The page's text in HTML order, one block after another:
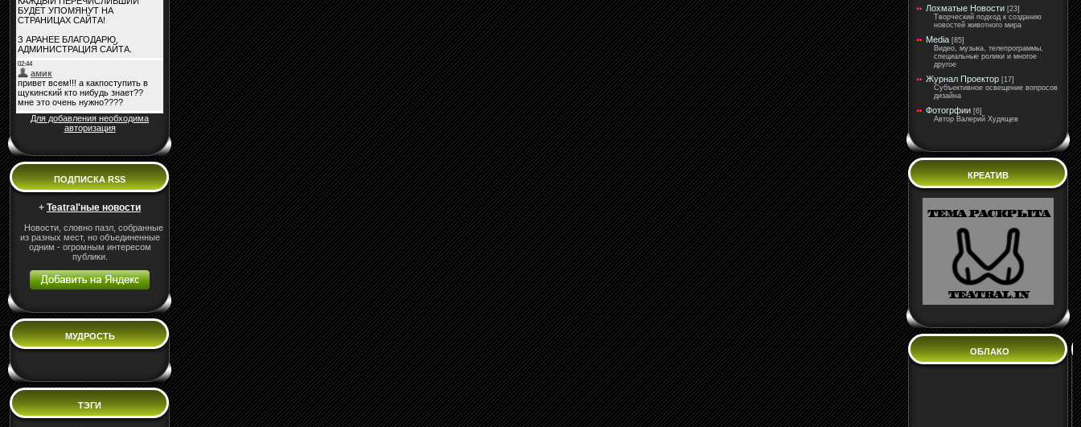
Для добавления необходима
авторизация
ПОДПИСКА RSS
+ Teatral'ные новости
Новости, словно пазл, собранные
из разных мест, но объединенные
одним - огромным интересом
публики.
МУДРОСТЬ
ТЭГИ
Лохматые Новости [23]
Творческий подход к созданию
новостей животного мира
Media [85]
Видео, музыка, телепрограммы,
специальные ролики и многое
другое
Журнал Проектор [17]
Субъективное освещение вопросов
дизайна
Фотогрфии [6]
Автор Валерий Худящев
КРЕАТИВ
ОБЛАКО